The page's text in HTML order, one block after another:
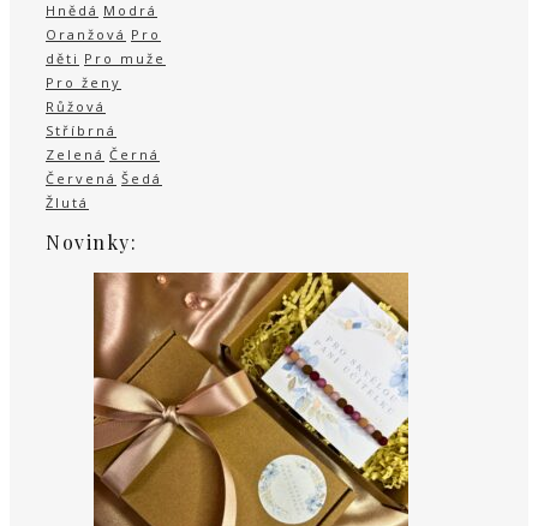
Hnědá Modrá
Oranžová Pro
děti Pro muže
Pro ženy
Růžová
Stříbrná
Zelená Černá
Červená Šedá
Žlutá
Novinky: